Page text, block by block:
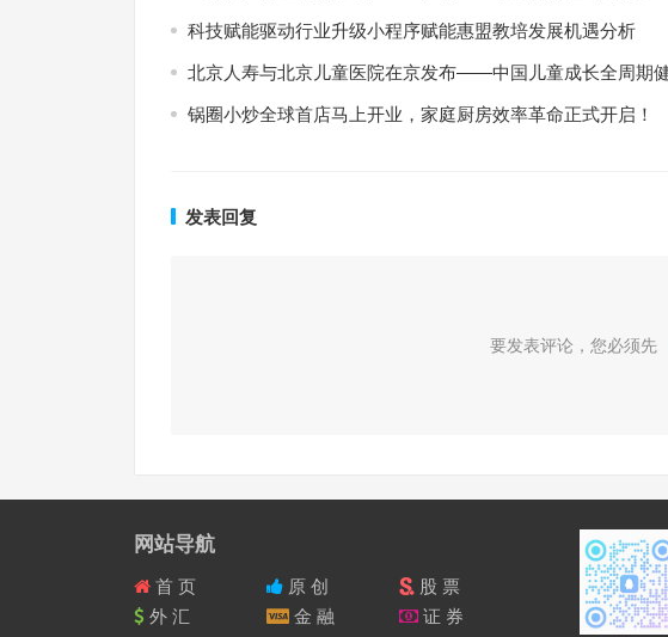
科技赋能驱动行业升级小程序赋能惠盟教培发展机遇分析
北京人寿与北京儿童医院在京发布——中国儿童成长全周期
锅圈小炒全球首店马上开业，家庭厨房效率革命正式开启！
发表回复
要发表评论，您必须先
网站导航
首 页 原 创
股 票
外 汇
金 融
证 券